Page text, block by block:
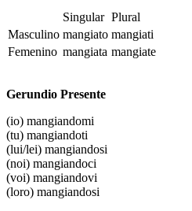
Singular Plural
Masculino mangiato mangiati
Femenino mangiata mangiate
Gerundio Presente
(io) mangiandomi
(tu) mangiandoti
(lui/lei) mangiandosi
(noi) mangiandoci
(voi) mangiandovi
(loro) mangiandosi